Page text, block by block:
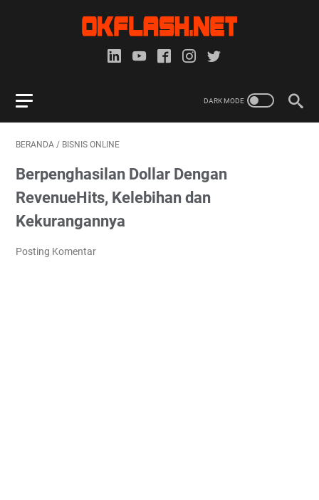
BERANDA / BISNIS ONLINE
Berpenghasilan Dollar Dengan
RevenueHits, Kelebihan dan
Kekurangannya
Posting Komentar